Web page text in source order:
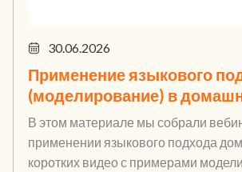
30.06.2026
Применение языкового
(моделирование) в
В этом материале мы собрали
применении языкового подхода
коротких видео с примерами